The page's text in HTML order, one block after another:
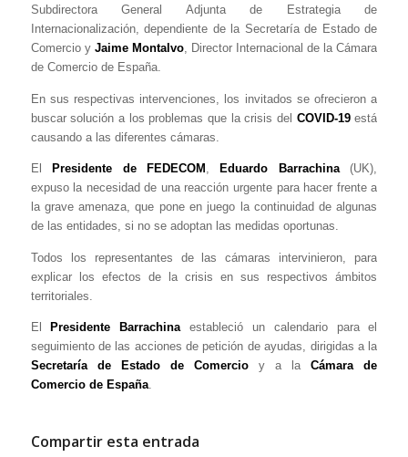
Subdirectora General Adjunta de Estrategia de
Internacionalización, dependiente de la Secretaría de Estado de
Comercio y Jaime Montalvo, Director Internacional de la Cámara
de Comercio de España.
En sus respectivas intervenciones, los invitados se ofrecieron a
buscar solución a los problemas que la crisis del COVID-19está
causando a las diferentes cámaras.
El Presidente de FEDECOM , Eduardo Barrachina(UK),
expuso la necesidad de una reacción urgente para hacer frente a
la grave amenaza, que pone en juego la continuidad de algunas
de las entidades, si no se adoptan las medidas oportunas.
Todos los representantes de las cámaras intervinieron, para
explicar los efectos de la crisis en sus respectivos ámbitos
territoriales.
El Presidente Barrachinaestableció un calendario para el
seguimiento de las acciones de petición de ayudas, dirigidas a la
Secretaría de Estado de Comercioy a laCámara de
Comercio de España.
Compartir esta entrada